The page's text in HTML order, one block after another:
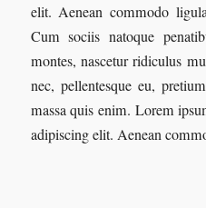
elit. Aenean commodo
Cum sociis natoque
montes, nascetur ridiculus
nec, pellentesque eu,
massa quis enim. Lorem
adipiscing elit. Aenean